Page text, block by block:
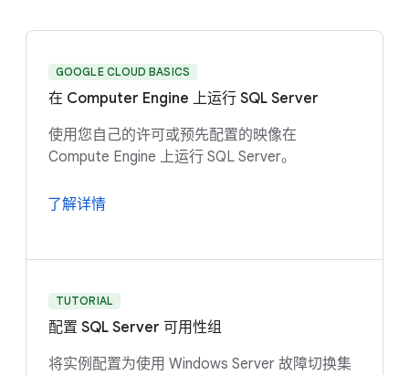
GOOGLE CLOUD BASICS
在 Computer Engine 上运行 SQL Server
使用您自己的许可或预先配置的映像在
Compute Engine 上运行 SQL Server。
了解详情
TUTORIAL
配置 SQL Server 可用性组
将实例配置为使用 Windows Server 故障切换集